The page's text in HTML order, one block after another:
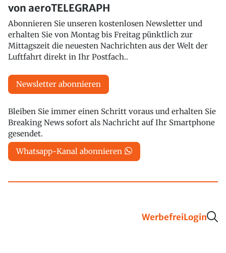
von aeroTELEGRAPH
Abonnieren Sie unseren kostenlosen Newsletter und
erhalten Sie von Montag bis Freitag pünktlich zur
Mittagszeit die neuesten Nachrichten aus der Welt der
Luftfahrt direkt in Ihr Postfach..
Newsletter abonnieren
Bleiben Sie immer einen Schritt voraus und erhalten Sie
Breaking News sofort als Nachricht auf Ihr Smartphone
gesendet.
Whatsapp-Kanal abonnieren
WerbefreiLogin